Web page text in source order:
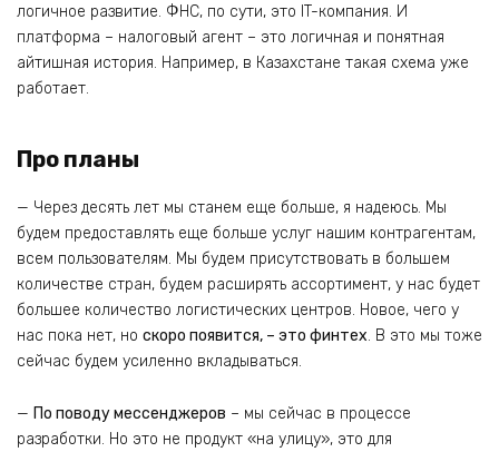
логичное развитие. ФНС, по сути, это IT-компания. И
платформа – налоговый агент – это логичная и понятная
айтишная история. Например, в Казахстане такая схема уже
работает.
Про планы
— Через десять лет мы станем еще больше, я надеюсь. Мы
будем предоставлять еще больше услуг нашим контрагентам,
всем пользователям. Мы будем присутствовать в большем
количестве стран, будем расширять ассортимент, у нас будет
большее количество логистических центров. Новое, чего у
нас пока нет, но скоро появится, – это финтех. В это мы тоже
сейчас будем усиленно вкладываться.
— По поводу мессенджеров – мы сейчас в процессе
разработки. Но это не продукт «на улицу», это для